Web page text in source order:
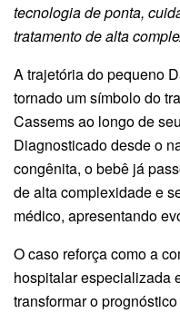
tecnologia de ponta,
tratamento de alta
A trajetória do pequeno
tornado um símbolo do
Cassems ao longo de
Diagnosticado desde o
congênita, o bebê já
de alta complexidade e
médico, apresentando
O caso reforça como a
hospitalar especializada
transformar o